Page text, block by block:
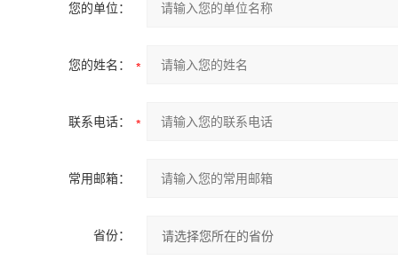
您的单位：
您的姓名：
联系电话：
常用邮箱：
省份：